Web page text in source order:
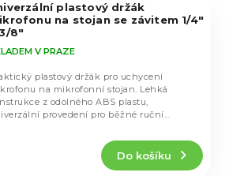
plastový držák
na stojan se závitem 1/4"
8"
V PRAZE
Do košíku
plastový držák pro uchycení
na mikrofonní stojan. Lehká
z odolného ABS plastu,
provedení pro běžné ruční